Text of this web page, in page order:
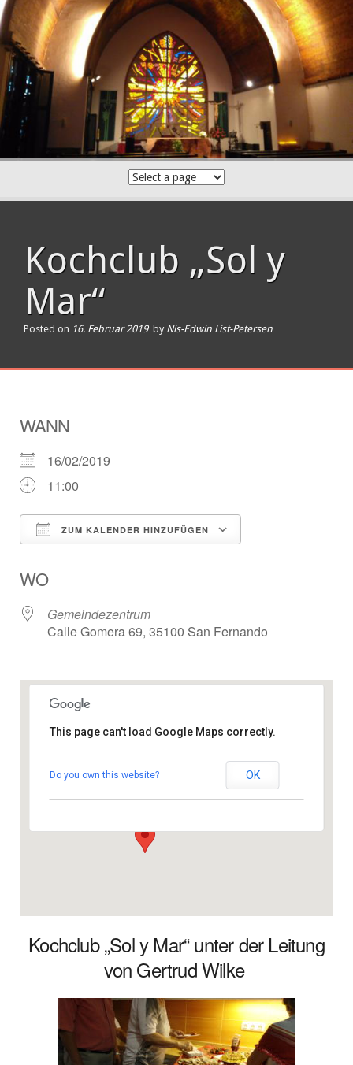
Skip
to
content
Kochclub „Sol y
Mar“
Posted on 16. Februar 2019 by Nis-Edwin List-Petersen
WANN
16/02/2019
11:00
ZUM KALENDER HINZUFÜGEN
WO
Gemeindezentrum
Calle Gomera 69, 35100 San Fernando
Gemeindezentrum
This page can't load Google Maps correctly.
Do you own this website? OK
Kochclub „Sol y Mar“unter der Leitung
von Gertrud Wilke